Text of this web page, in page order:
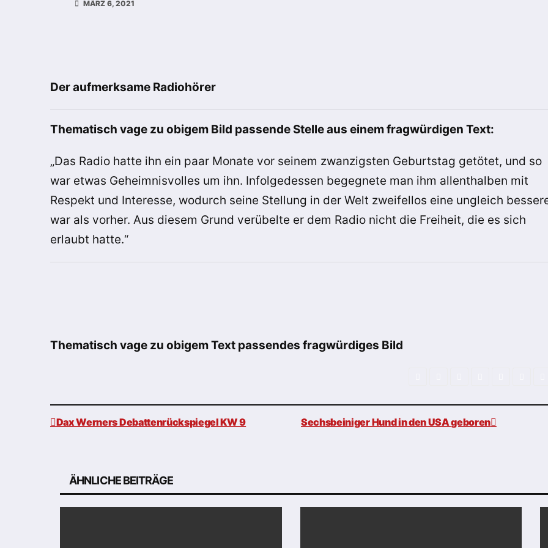
MÄRZ 6, 2021
Der aufmerksame Radiohörer
Thematisch vage zu obigem Bild passende Stelle aus einem fragwürdigen Text:
„Das Radio hatte ihn ein paar Monate vor seinem zwanzigsten Geburtstag getötet, und so
war etwas Geheimnisvolles um ihn. Infolgedessen begegnete man ihm allenthalben mit
Respekt und Interesse, wodurch seine Stellung in der Welt zweifellos eine ungleich
war als vorher. Aus diesem Grund verübelte er dem Radio nicht die Freiheit, die es sich
erlaubt hatte.“
Thematisch vage zu obigem Text passendes fragwürdiges Bild
Beitragsnavigation
Sechsbeiniger Hund in den USA geboren
Dax Werners Debattenrückspiegel KW 9
ÄHNLICHE BEITRÄGE